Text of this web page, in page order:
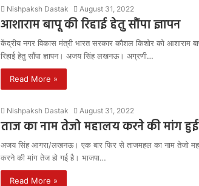
Nishpaksh Dastak August 31, 2022
आशाराम बापू की रिहाई हेतु सौंपा ज्ञापन
केंद्रीय नगर विकास मंत्री भारत सरकार कौशल किशोर को आशाराम
रिहाई हेतु सौंपा ज्ञापन। अजय सिंह लखनऊ। अग्रणी…
Read More »
Nishpaksh Dastak August 31, 2022
ताज का नाम तेजो महालय करने की मांग
अजय सिंह आगरा/लखनऊ। एक बार फिर से ताजमहल का नाम तेजो
करने की मांग तेज हो गई है। भाजपा…
Read More »